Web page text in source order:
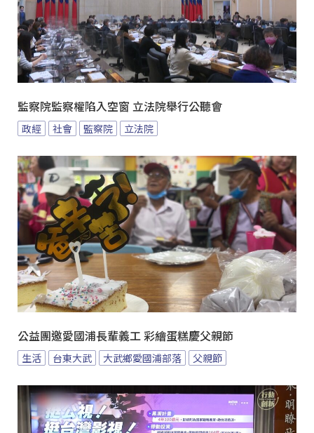
監察院監察權陷入空窗 立法院舉行公聽會
政經 社會 監察院 立法院
公益團邀愛國浦長輩義工 彩繪蛋糕慶父親節
生活 台東大武 大武鄉愛國浦部落 父親節